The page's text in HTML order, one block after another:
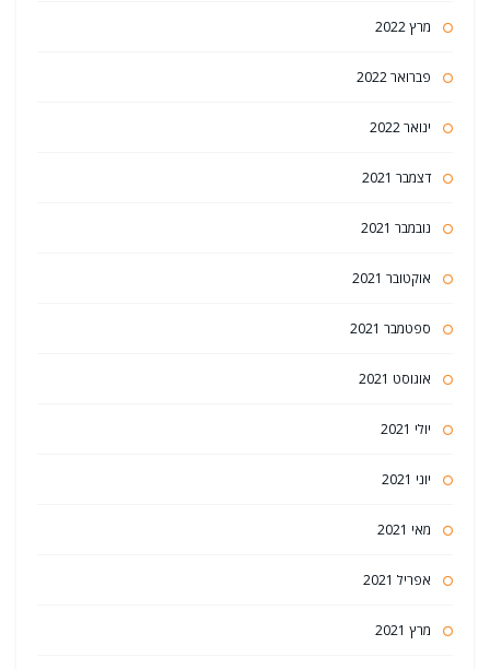
מרץ 2022
פברואר 2022
ינואר 2022
דצמבר 2021
נובמבר 2021
אוקטובר 2021
ספטמבר 2021
אוגוסט 2021
יולי 2021
יוני 2021
מאי 2021
אפריל 2021
מרץ 2021